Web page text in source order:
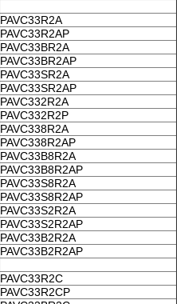
PAVC33R2A
PAVC33R2AP
PAVC33BR2A
PAVC33BR2AP
PAVC33SR2A
PAVC33SR2AP
PAVC332R2A
PAVC332R2P
PAVC338R2A
PAVC338R2AP
PAVC33B8R2A
PAVC33B8R2AP
PAVC33S8R2A
PAVC33S8R2AP
PAVC33S2R2A
PAVC33S2R2AP
PAVC33B2R2A
PAVC33B2R2AP
PAVC33R2C
PAVC33R2CP